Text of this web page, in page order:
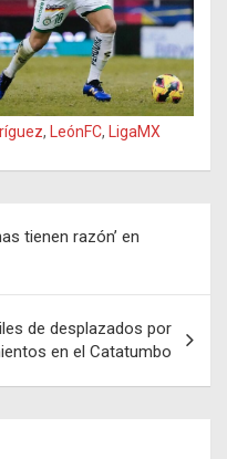
, LeónFC, LigaMX
tienen razón’ en
de desplazados por
en el Catatumbo